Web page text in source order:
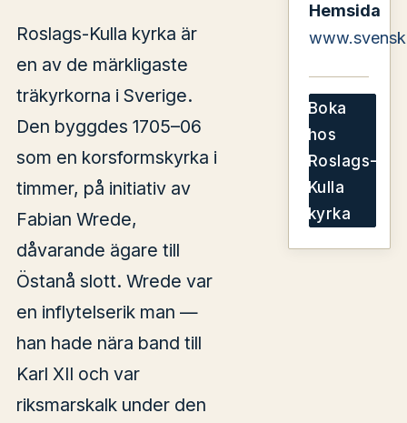
Roslags-Kulla kyrka är
en av de märkligaste
träkyrkorna i Sverige.
Den byggdes 1705–06
som en korsformskyrka i
timmer, på initiativ av
Fabian Wrede,
dåvarande ägare till
Östanå slott. Wrede var
en inflytelserik man —
han hade nära band till
Karl XII och var
riksmarskalk under den
Hemsida
Boka
hos
Roslags-
Kulla
kyrka